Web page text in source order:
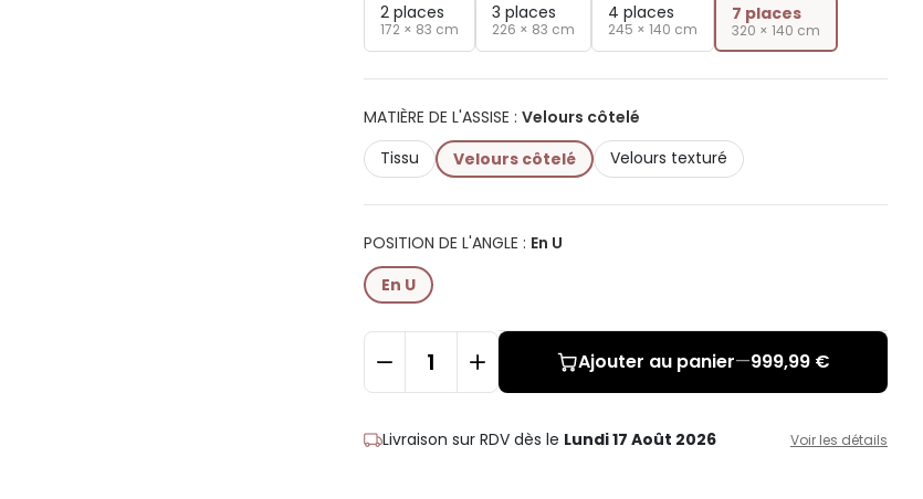
2 places
172 × 83 cm
3 places
226 × 83 cm
4 places
245 × 140 cm
7 places
320 × 140 cm
MATIÈRE DE L'ASSISE :Velours côtelé
Tissu
Velours côtelé Velours texturé
POSITION DE L'ANGLE : En U
En U
Ajouter au panier—999,99 €
Livraison sur RDVdès le Lundi 17 Août 2026 Voir les détails